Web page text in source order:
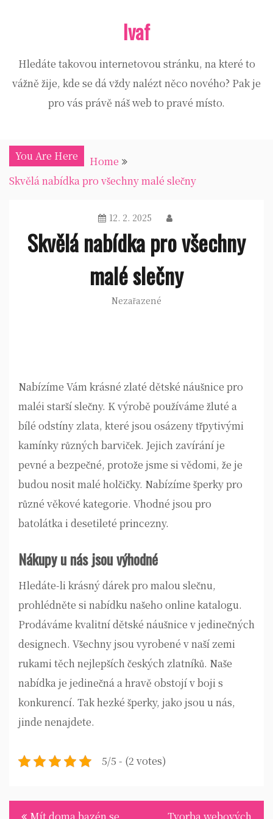
Ivaf
Hledáte takovou internetovou stránku, na které to
vážně žije, kde se dá vždy nalézt něco nového? Pak je
pro vás právě náš web to pravé místo.
You Are Here
Home
Skvělá nabídka pro všechny malé slečny
12. 2. 2025
Skvělá nabídka pro všechny
malé slečny
Nezařazené
Nabízíme Vám krásné zlaté dětské náušnice pro
maléi starší slečny. K výrobě používáme žluté a
bílé odstíny zlata, které jsou osázeny třpytivými
kamínky různých barviček. Jejich zavírání je
pevné a bezpečné, protože jsme si vědomi, že je
budou nosit malé holčičky. Nabízíme šperky pro
různé věkové kategorie. Vhodné jsou pro
batolátka i desetileté princezny.
Nákupy u nás jsou výhodné
Hledáte-li krásný dárek pro malou slečnu,
prohlédněte si nabídku našeho online katalogu.
Prodáváme kvalitní dětské náušnice v jedinečných
designech. Všechny jsou vyrobené v naší zemi
rukami těch nejlepších českých zlatníků. Naše
nabídka je jedinečná a hravě obstojí v boji s
konkurencí. Tak hezké šperky, jako jsou u nás,
jinde nenajdete.
5/5 - (2 votes)
Navigace